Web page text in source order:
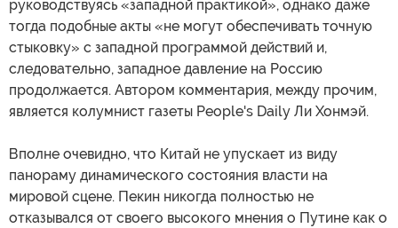
руководствуясь «западной практикой», однако даже
тогда подобные акты «не могут обеспечивать точную
стыковку» с западной программой действий и,
следовательно, западное давление на Россию
продолжается. Автором комментария, между прочим,
является колумнист газеты People's Daily Ли Хонмэй.
Вполне очевидно, что Китай не упускает из виду
панораму динамического состояния власти на
мировой сцене. Пекин никогда полностью не
отказывался от своего высокого мнения о Путине как о